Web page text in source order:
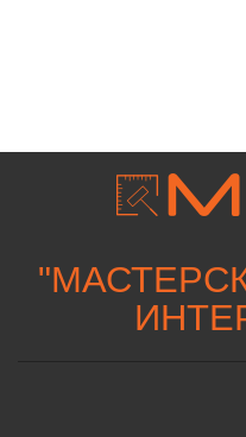
"